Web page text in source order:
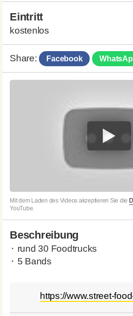
Eintritt
kostenlos
Share: Facebook
Mit dem Laden des Videos akzeptieren Sie die
YouTube.
Beschreibung
⬝ rund 30 Foodtrucks
⬝ 5 Bands
https://www.street-